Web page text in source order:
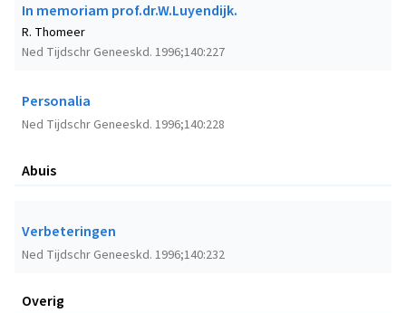
In memoriam prof.dr.W.Luyendijk.
Ned Tijdschr Geneeskd. 1996;140:227
R. Thomeer
Personalia
Ned Tijdschr Geneeskd. 1996;140:228
Abuis
Verbeteringen
Ned Tijdschr Geneeskd. 1996;140:232
Overig